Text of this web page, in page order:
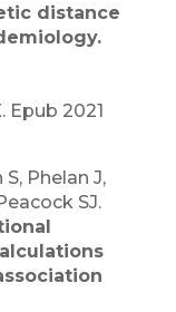
distance
Epub 2021
Phelan J,
SJ.